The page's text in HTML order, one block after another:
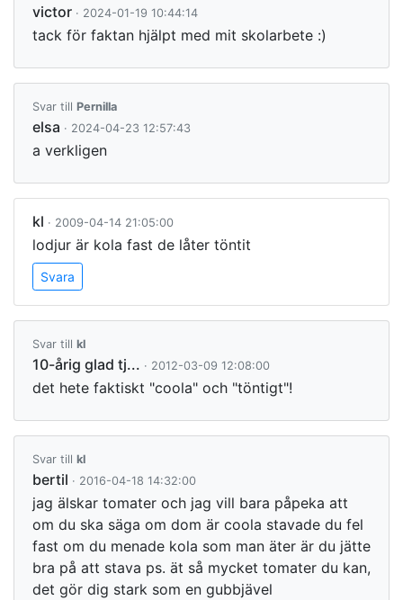
victor · 2024-01-19 10:44:14
tack för faktan hjälpt med mit skolarbete :)
Svar till Pernilla
elsa · 2024-04-23 12:57:43
a verkligen
kl · 2009-04-14 21:05:00
lodjur är kola fast de låter töntit
Svara
Svar till kl
10-årig glad tj... · 2012-03-09 12:08:00
det hete faktiskt "coola" och "töntigt"!
Svar till kl
bertil · 2016-04-18 14:32:00
jag älskar tomater och jag vill bara påpeka att
om du ska säga om dom är coola stavade du fel
fast om du menade kola som man äter är du jätte
bra på att stava ps. ät så mycket tomater du kan,
det gör dig stark som en gubbjävel